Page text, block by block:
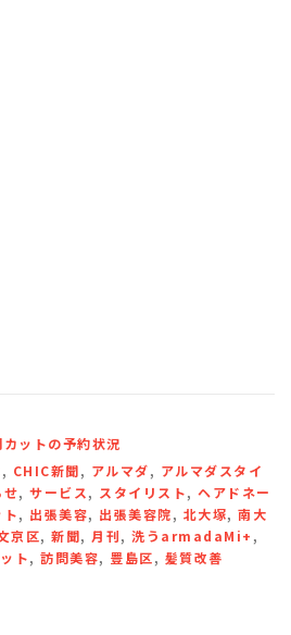
カットの予約状況
, CHIC新聞, アルマダ, アルマダスタイ
せ, サービス, スタイリスト, ヘアドネー
, 出張美容, 出張美容院, 北大塚, 南大
京区, 新聞, 月刊, 洗うarmadaMi+ ,
ト, 訪問美容, 豊島区, 髪質改善